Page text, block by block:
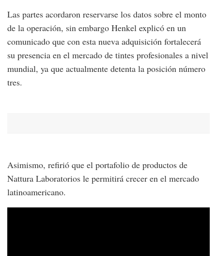
Las partes acordaron reservarse los datos sobre el monto
de la operación, sin embargo Henkel explicó en un
comunicado que con esta nueva adquisición fortalecerá
su presencia en el mercado de tintes profesionales a nivel
mundial, ya que actualmente detenta la posición número
tres.
Asimismo, refirió que el portafolio de productos de
Nattura Laboratorios le permitirá crecer en el mercado
latinoamericano.